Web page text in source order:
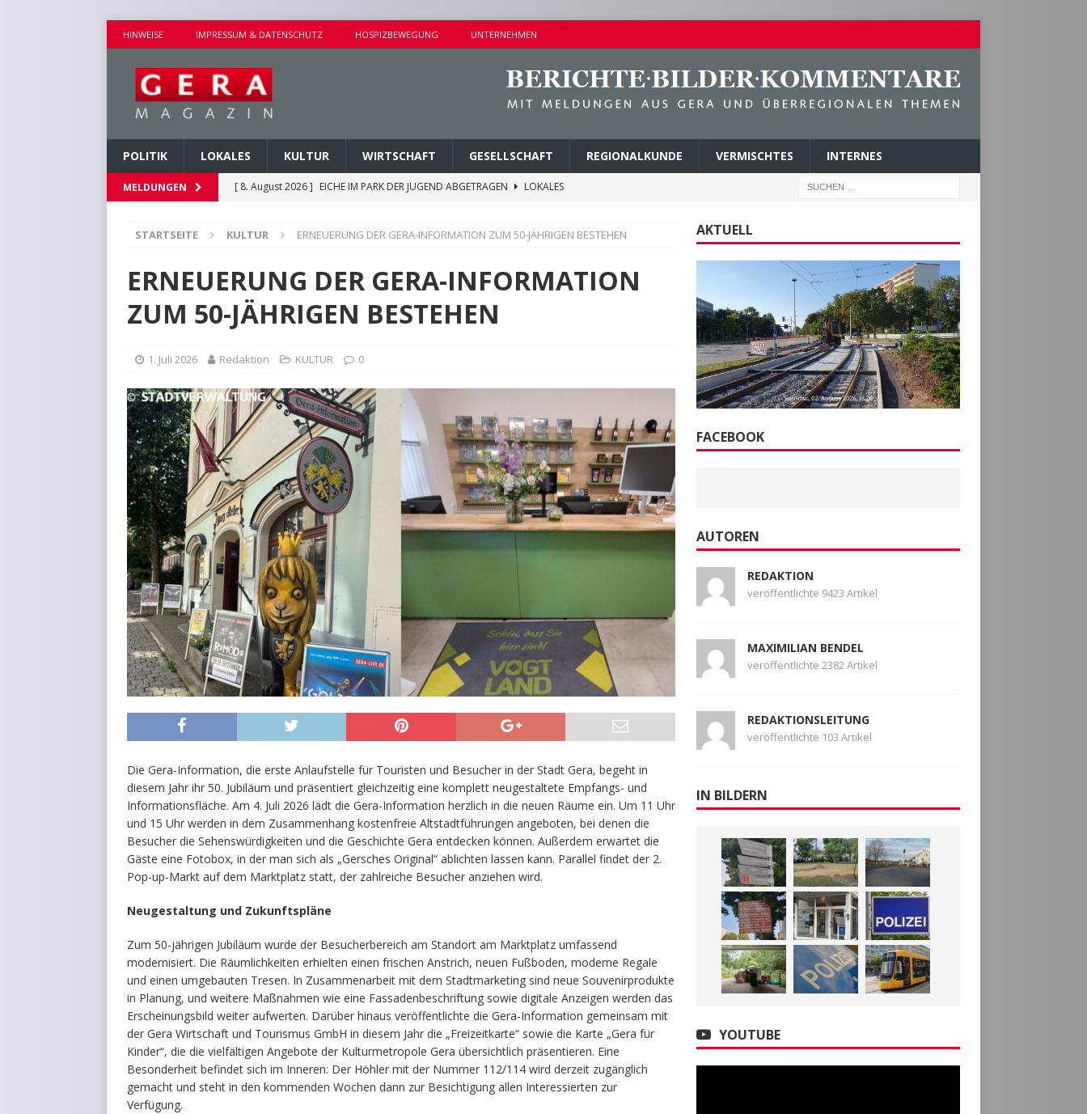
HINWEISE IMPRESSUM & DATENSCHUTZ HOSPIZBEWEGUNG UNTERNEHMEN
POLITIK LOKALES KULTUR WIRTSCHAFT GESELLSCHAFT REGIONALKUNDE VERMISCHTES INTERNES
MELDUNGEN [ 8. August 2026 ] EICHE IM PARK DER JUGEND ABGETRAGEN
LOKALES
[ 8. August 2026 ] VERANSTALTUNGEN AM SAMSTAG
KURZMITTEILUNGEN
[ 8. August 2026 ]
GEMEINSAMER ERMITTLUNGSERFOLG
POLIZEIBERICHTE
[ 9. August 2026 ]
STARTSEITE KULTUR ERNEUERUNG DER GERA-INFORMATION ZUM 50-JÄHRIGEN BESTEHEN
ERNEUERUNG DER GERA-INFORMATION
ZUM 50-JÄHRIGEN BESTEHEN
1. Juli 2026 Redaktion KULTUR 0
Die Gera-Information, die erste Anlaufstelle für Touristen und Besucher in der Stadt Gera, begeht in
diesem Jahr ihr 50. Jubiläum und präsentiert gleichzeitig eine komplett neugestaltete Empfangs- und
Informationsfläche. Am 4. Juli 2026 lädt die Gera-Information herzlich in die neuen Räume ein. Um 11 Uhr
und 15 Uhr werden in dem Zusammenhang kostenfreie Altstadtführungen angeboten, bei denen die
Besucher die Sehenswürdigkeiten und die Geschichte Gera entdecken können. Außerdem erwartet die
Gäste eine Fotobox, in der man sich als „Gersches Original“ ablichten lassen kann. Parallel findet der 2.
Pop-up-Markt auf dem Marktplatz statt, der zahlreiche Besucher anziehen wird.
Neugestaltung und Zukunftspläne
Zum 50-jährigen Jubiläum wurde der Besucherbereich am Standort am Marktplatz umfassend
modernisiert. Die Räumlichkeiten erhielten einen frischen Anstrich, neuen Fußboden, moderne Regale
und einen umgebauten Tresen. In Zusammenarbeit mit dem Stadtmarketing sind neue Souvenirprodukte
in Planung, und weitere Maßnahmen wie eine Fassadenbeschriftung sowie digitale Anzeigen werden das
Erscheinungsbild weiter aufwerten. Darüber hinaus veröffentlichte die Gera-Information gemeinsam mit
der Gera Wirtschaft und Tourismus GmbH in diesem Jahr die „Freizeitkarte“ sowie die Karte „Gera für
Kinder“, die die vielfältigen Angebote der Kulturmetropole Gera übersichtlich präsentieren. Eine
Besonderheit befindet sich im Inneren: Der Höhler mit der Nummer 112/114 wird derzeit zugänglich
gemacht und steht in den kommenden Wochen dann zur Besichtigung allen Interessierten zur
Verfügung.
AKTUELL
FACEBOOK
AUTOREN
REDAKTION
veröffentlichte 9423 Artikel
MAXIMILIAN BENDEL
veröffentlichte 2382 Artikel
REDAKTIONSLEITUNG
veröffentlichte 103 Artikel
IN BILDERN
YOUTUBE